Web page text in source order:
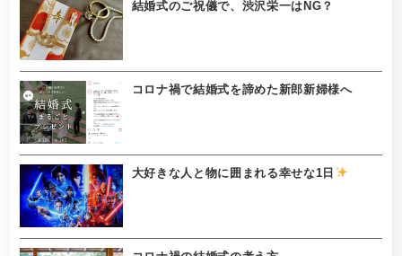
結婚式のご祝儀で、渋沢栄一はNG？
コロナ禍で結婚式を諦めた新郎新婦様へ
大好きな人と物に囲まれる幸せな1日